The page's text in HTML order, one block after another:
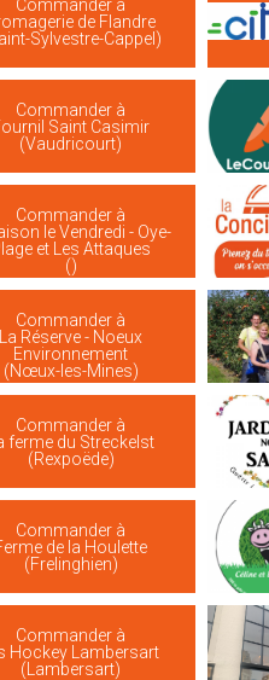
Commander à
de Flandre
Sylvestre-Cappel)
Commander à
Saint Casimir
(Vaudricourt)
Commander à
le Vendredi - Oye-
et Les Attaques
()
Commander à
La Réserve - Noeux
Environnement
(Nœux-les-Mines)
Commander à
ferme du Streckelst
(Rexpoëde)
Commander à
de la Houlette
(Frelinghien)
Commander à
Hockey Lambersart
(Lambersart)